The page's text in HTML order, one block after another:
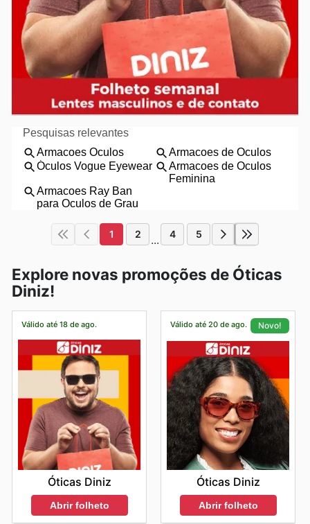
1 2 ... 4 5
Explore novas promoções de Óticas
Diniz!
Válido até 18 de ago.
Óticas Diniz
Abrir folheto
Válido até 20 de ago. Novo!
Óticas Diniz
Abrir folheto